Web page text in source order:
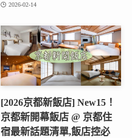
2026-02-14
[2026京都新飯店] New15！
京都新開幕飯店 @ 京都住
宿最新話題清單,飯店控必